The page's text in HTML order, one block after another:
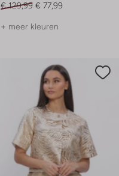
€ 129,99 € 77,99
+ meer kleuren